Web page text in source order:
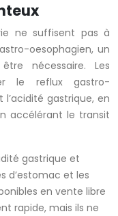
ne suffisent pas à
oesophagien, un
nécessaire. Les
le reflux gastro-
gastrique, en
accélérant le transit
gastrique et
d’estomac et les
en vente libre
rapide, mais ils ne